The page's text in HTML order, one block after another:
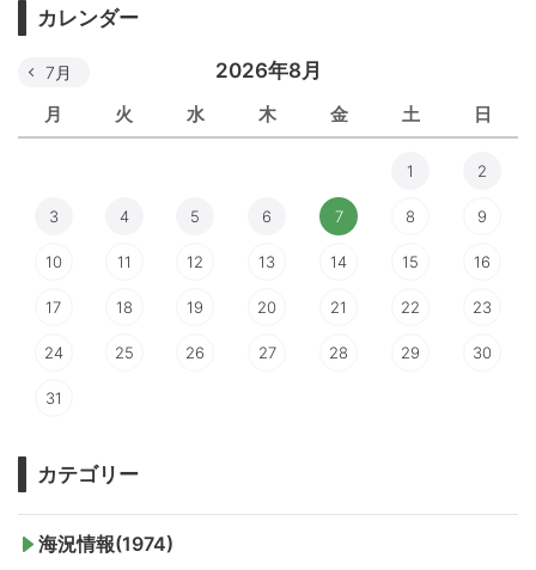
カレンダー
2026年8月
月 火 水 木 金 土 日
7月
1 2
3 4 5 6 7 8 9
10 11 12 13 14 15 16
17 18 19 20 21 22 23
24 25 26 27 28 29 30
31
カテゴリー
海況情報(1974)